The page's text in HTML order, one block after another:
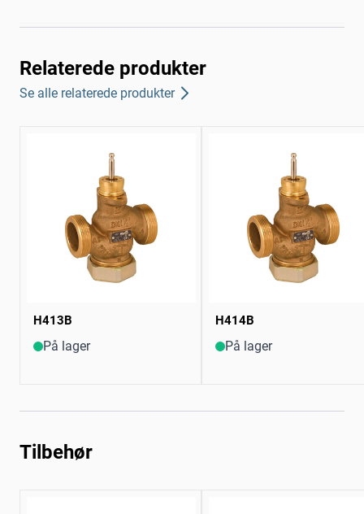
Relaterede produkter
Se alle relaterede produkter
H413B
På lager
H414B
På lager
Tilbehør